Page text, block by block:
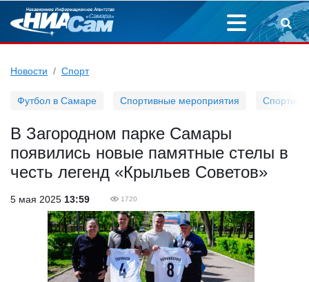
Новости Спорт
Футбол в Самаре Спортивные мероприятия
В Загородном парке Самары
появились новые памятные стелы в
честь легенд «Крыльев Советов»
5 мая 2025 13:59 1720